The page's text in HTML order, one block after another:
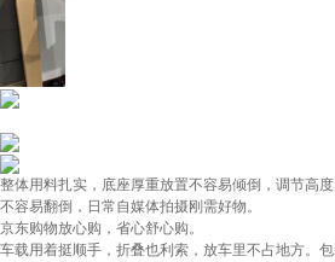
整体用料扎实，底座厚重放置不容易倾倒，调节高
不容易翻倒，日常自媒体拍摄刚需好物。
京东购物放心购，省心舒心购。
车载用着挺顺手，折叠也利索，放车里不占地方。